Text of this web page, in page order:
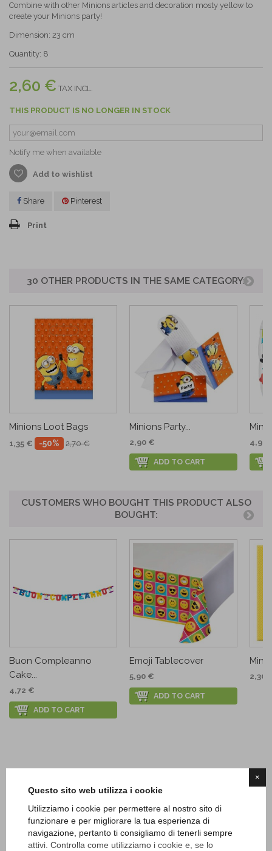
×
Questo sito web utilizza i cookie
Utilizziamo i cookie per permettere al nostro sito di
funzionare e per migliorare la tua esperienza di
navigazione, pertanto ti consigliamo di tenerli sempre
attivi. Controlla come utilizziamo i cookie e, se lo
Combine with other Minions articles and decoration mosty yellow to
create your Minions party!
Dimension: 23 cm
Quantity: 8
2,60 € TAX INCL.
THIS PRODUCT IS NO LONGER IN STOCK
Notify me when available
Add to wishlist
Share Pinterest
Print
30 OTHER PRODUCTS IN THE SAME CATEGORY:
Minions Loot Bags
1,35 € -50% 2,70 €
Minions Party...
2,90 €
ADD TO CART
4,90
CUSTOMERS WHO BOUGHT THIS PRODUCT ALSO
BOUGHT:
Buon Compleanno
Cake...
4,72 €
ADD TO CART
Emoji Tablecover
5,90 €
ADD TO CART
2,30